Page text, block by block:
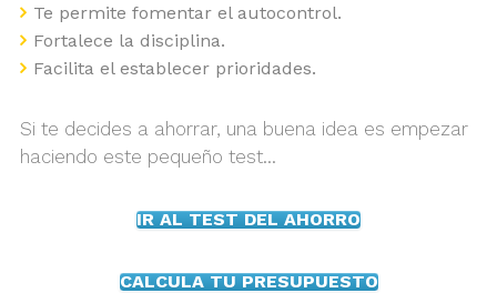
Te permite fomentar el autocontrol.
Fortalece la disciplina.
Facilita el establecer prioridades.
Si te decides a ahorrar, una buena idea es empezar
haciendo este pequeño test...
IR AL TEST DEL AHORRO
CALCULA TU PRESUPUESTO